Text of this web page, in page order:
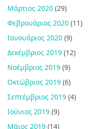
Μάρτιος 2020 (29)
Φεβρουάριος 2020 (11)
Ιανουάριος 2020 (9)
Δεκέμβριος 2019 (12)
Νοέμβριος 2019 (9)
Οκτώβριος 2019 (6)
Σεπτέμβριος 2019 (4)
Ιούνιος 2019 (9)
Μάιος 2019 (14)